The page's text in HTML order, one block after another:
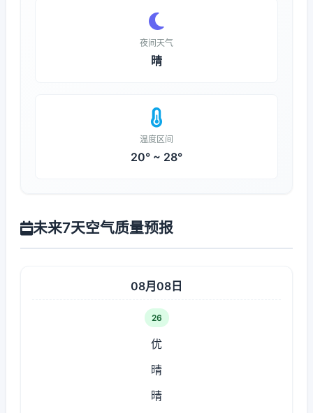
夜间天气
晴
温度区间
20° ~ 28°
未来7天空气质量预报
08月08日
26
优
晴
晴